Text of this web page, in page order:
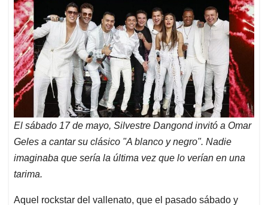
El sábado 17 de mayo, Silvestre Dangond invitó a Omar
Geles a cantar su clásico "A blanco y negro". Nadie
imaginaba que sería la última vez que lo verían en una
tarima.
Aquel rockstar del vallenato, que el pasado sábado y